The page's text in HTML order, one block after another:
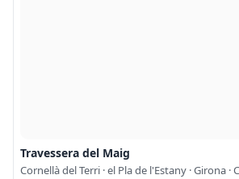
Travessera del Maig
Cornellà del Terri · el Pla de l'Estany · Girona ·